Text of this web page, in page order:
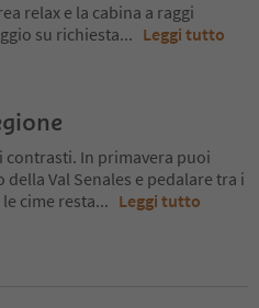
relax e la cabina a raggi
su richiesta... Leggi tutto
contrasti. In primavera puoi
Val Senales e pedalare tra i
cime resta... Leggi tutto